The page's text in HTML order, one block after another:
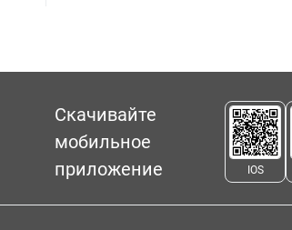
Скачивайте
мобильное
приложение
IOS